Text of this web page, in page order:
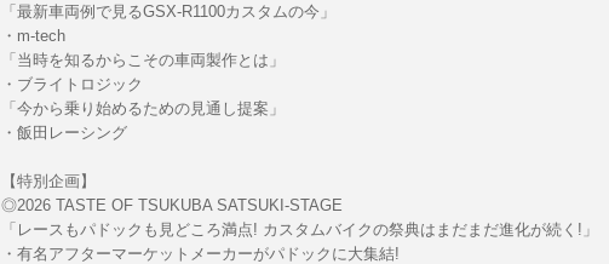
「最新車両例で見るGSX-R1100カスタムの今」
・m-tech
「当時を知るからこその車両製作とは」
・ブライトロジック
「今から乗り始めるための見通し提案」
・飯田レーシング
【特別企画】
◎2026 TASTE OF TSUKUBA SATSUKI-STAGE
「レースもパドックも見どころ満点! カスタムバイクの祭典はまだまだ進化が続く!」
・有名アフターマーケットメーカーがパドックに大集結!